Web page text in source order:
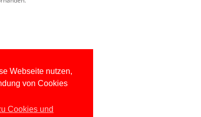
Webseite nutzen,
von Cookies
Cookies und